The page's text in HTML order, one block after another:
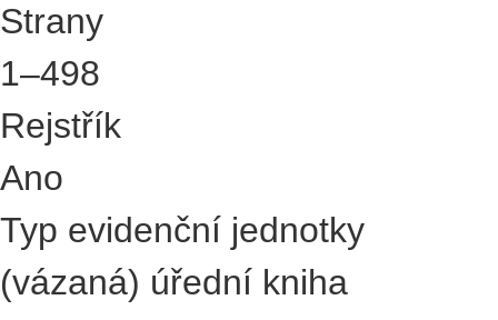
Strany
1–498
Rejstřík
Ano
Typ evidenční jednotky
(vázaná) úřední kniha